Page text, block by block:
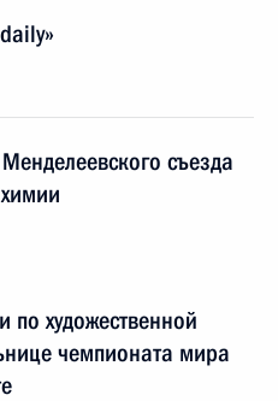
съезда
художественной
чемпионата мира